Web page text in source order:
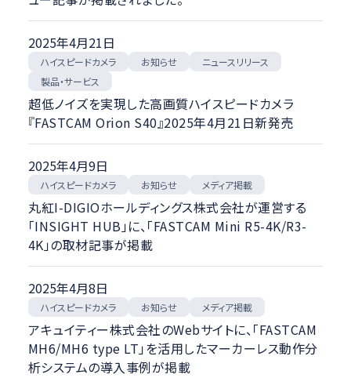
2025年4月21日
ハイスピードカメラ お知らせ ニュースリリース
製品・サービス
超低ノイズを実現した高画質ハイスピードカメラ
『FASTCAM Orion S40』2025年4月21日新発売
2025年4月9日
ハイスピードカメラ お知らせ メディア掲載
丸紅I-DIGIOホールディングス株式会社が運営する
「INSIGHT HUB」に、「FASTCAM Mini R5-4K/R3-
4K」の取材記事が掲載
2025年4月8日
ハイスピードカメラ お知らせ メディア掲載
アキュイティー株式会社のWebサイトに、「FASTCAM
MH6/MH6 type LT」を活用したマーカーレス動作分
析システムの導入事例が掲載